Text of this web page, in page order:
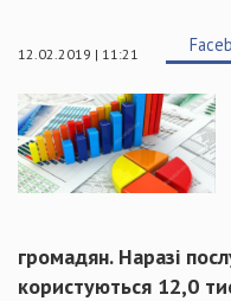
12.02.2019 | 11:21
громадян. Наразі
користуються 12,0